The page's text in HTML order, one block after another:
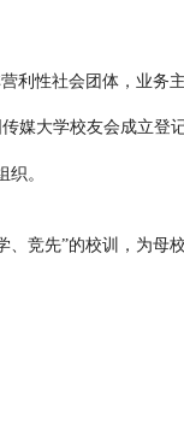
利性社会团体 ，业务
媒大学校友会成立登
。
、竞先”的校训，为母